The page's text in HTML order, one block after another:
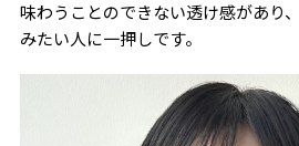
味わうことのできない透け感があり
みたい人に一押しです。